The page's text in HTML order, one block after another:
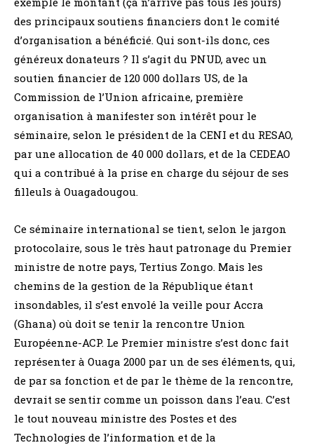
des principaux soutiens financiers dont le comité
d’organisation a bénéficié. Qui sont-ils donc, ces
généreux donateurs ? Il s’agit du PNUD, avec un
soutien financier de 120 000 dollars US, de la
Commission de l’Union africaine, première
organisation à manifester son intérêt pour le
séminaire, selon le président de la CENI et du RESAO,
par une allocation de 40 000 dollars, et de la CEDEAO
qui a contribué à la prise en charge du séjour de ses
filleuls à Ouagadougou.
Ce séminaire international se tient, selon le jargon
protocolaire, sous le très haut patronage du Premier
ministre de notre pays, Tertius Zongo. Mais les
chemins de la gestion de la République étant
insondables, il s’est envolé la veille pour Accra
(Ghana) où doit se tenir la rencontre Union
Européenne-ACP. Le Premier ministre s’est donc fait
représenter à Ouaga 2000 par un de ses éléments, qui,
de par sa fonction et de par le thème de la rencontre,
devrait se sentir comme un poisson dans l’eau. C’est
le tout nouveau ministre des Postes et des
Technologies de l’information et de la